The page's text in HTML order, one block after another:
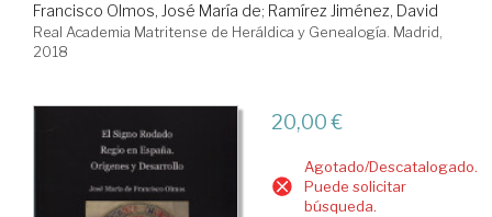
Francisco Olmos, José María de; Ramírez Jiménez, David
Real Academia Matritense de Heráldica y Genealogía. Madrid,
2018
20,00 €
Agotado/Descatalogado.
Puede solicitar
búsqueda.